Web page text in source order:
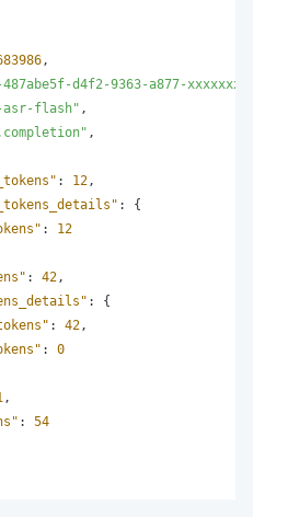
,
d4f2-9363-a877-xxxxxxx"
asr-flash" ,
,
: 12 ,
:
{
:
12
: 42 ,
:
{
: 42 ,
:
0
,
:
54